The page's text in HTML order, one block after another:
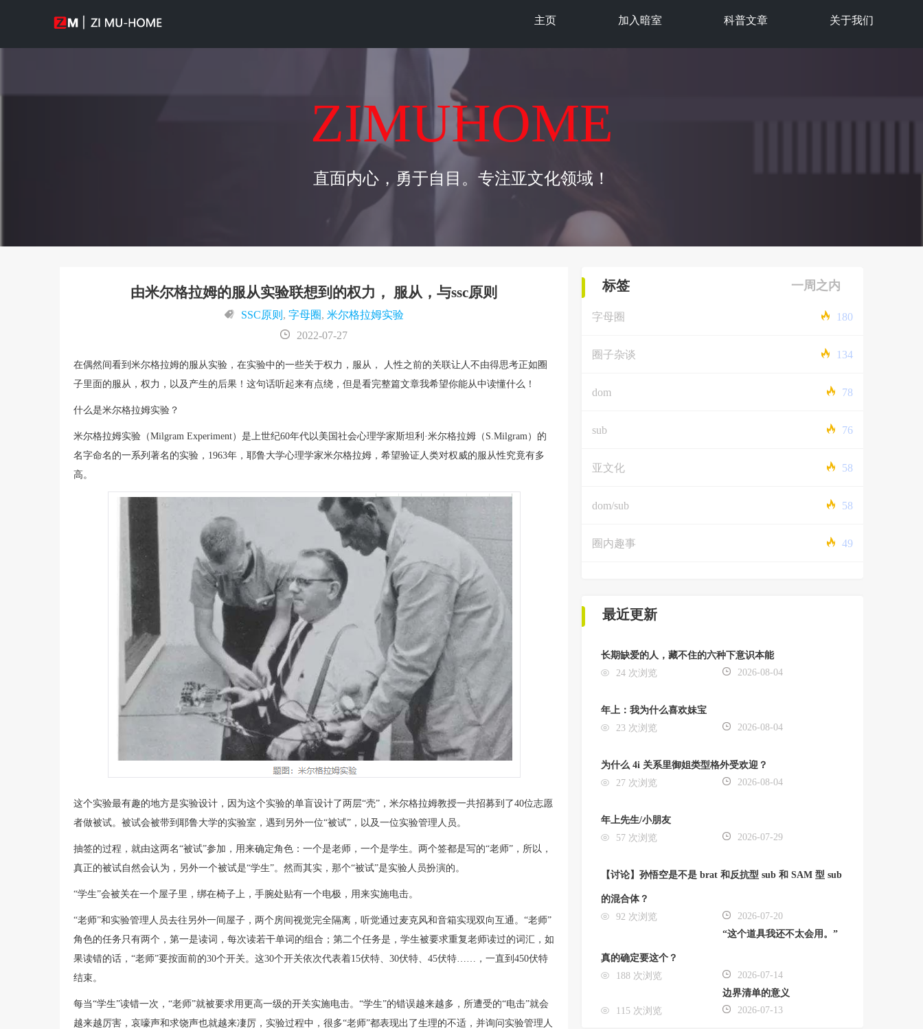
主页 加入暗室 科普文章 关于我们
ZIMUHOME
直面内心，勇于自目。专注亚文化领域！
由米尔格拉姆的服从实验联想到的权力， 服从，与ssc原则
SSC原则 , 字母圈, 米尔格拉姆实验
2022-07-27
在偶然间看到米尔格拉姆的服从实验，在实验中的一些关于权力，服从， 人性之前的关联让人不由得思考正如圈
子里面的服从，权力，以及产生的后果！这句话听起来有点绕，但是看完整篇文章我希望你能从中读懂什么！
什么是米尔格拉姆实验？
米尔格拉姆实验（Milgram Experiment）是上世纪60年代以美国社会心理学家斯坦利·米尔格拉姆（S.Milgram）的
名字命名的一系列著名的实验，1963年，耶鲁大学心理学家米尔格拉姆，希望验证人类对权威的服从性究竟有多
高。
这个实验最有趣的地方是实验设计，因为这个实验的单盲设计了两层“壳”，米尔格拉姆教授一共招募到了40位志愿
者做被试。被试会被带到耶鲁大学的实验室，遇到另外一位“被试”，以及一位实验管理人员。
抽签的过程，就由这两名“被试”参加，用来确定角色：一个是老师，一个是学生。两个签都是写的“老师”，所以，
真正的被试自然会认为，另外一个被试是“学生”。然而其实，那个“被试”是实验人员扮演的。
“学生”会被关在一个屋子里，绑在椅子上，手腕处贴有一个电极，用来实施电击。
“老师”和实验管理人员去往另外一间屋子，两个房间视觉完全隔离，听觉通过麦克风和音箱实现双向互通。“老师”
角色的任务只有两个，第一是读词，每次读若干单词的组合；第二个任务是，学生被要求重复老师读过的词汇，如
果读错的话，“老师”要按面前的30个开关。这30个开关依次代表着15伏特、30伏特、45伏特……，一直到450伏特
结束。
每当“学生”读错一次，“老师”就被要求用更高一级的开关实施电击。“学生”的错误越来越多，所遭受的“电击”就会
越来越厉害，哀嚎声和求饶声也就越来凄厉，实验过程中，很多“老师”都表现出了生理的不适，并询问实验管理人
标签 一周之内
字母圈 180
圈子杂谈 134
dom 78
sub 76
亚文化 58
dom/sub 58
圈内趣事 49
最近更新
长期缺爱的人，藏不住的六种下意识本能
24 次浏览
2026-08-04
年上：我为什么喜欢妹宝
23 次浏览
2026-08-04
为什么 4i 关系里御姐类型格外受欢迎？
27 次浏览
2026-08-04
年上先生/小朋友
57 次浏览
2026-07-29
【讨论】孙悟空是不是 brat 和反抗型 sub 和 SAM 型 sub
的混合体？
92 次浏览
2026-07-20
“这个道具我还不太会用。”
真的确定要这个？
188 次浏览
2026-07-14
边界清单的意义
115 次浏览
2026-07-13